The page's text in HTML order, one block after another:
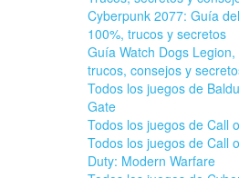
Cyberpunk 2077: Guía del
100%, trucos y secretos
Guía Watch Dogs Legion,
trucos, consejos y
Todos los juegos de
Gate
Todos los juegos de Call
Todos los juegos de Call
Duty: Modern Warfare